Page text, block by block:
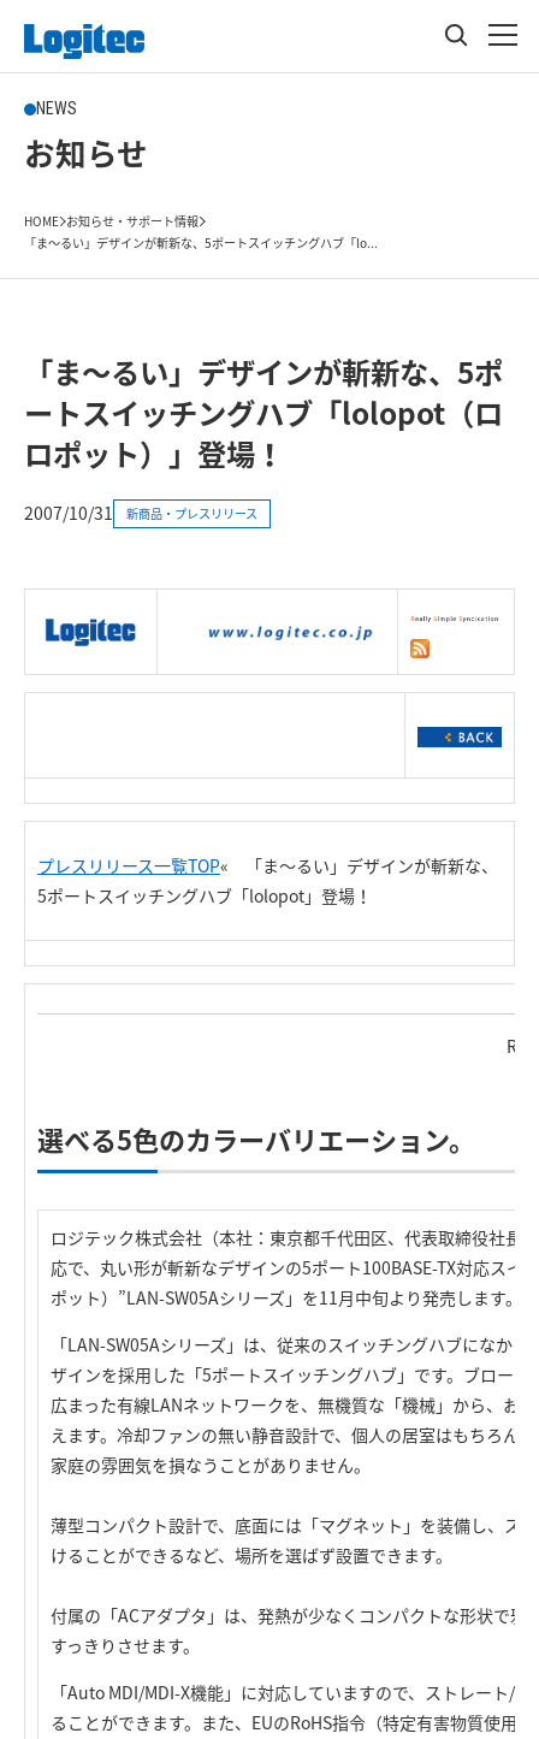
NEWS
お知らせ
HOME お知らせ・サポート情報
「ま～るい」デザインが斬新な、5ポートスイッチングハブ「lo...
「ま～るい」デザインが斬新な、5ポ
ートスイッチングハブ「lolopot（ロ
ロポット）」登場！
2007/10/31 新商品・プレスリリース
プレスリリース一覧TOP« 「ま～るい」デザインが斬新な、
5ポートスイッチングハブ「lolopot」登場！
選べる5色のカラーバリエーション。
ロジテック株式会社（本社：東京都千代田区、代表取締役社長
応で、丸い形が斬新なデザインの5ポート100BASE-TX対応スイ
ポット）”LAN-SW05Aシリーズ」を11月中旬より発売します。
「LAN-SW05Aシリーズ」は、従来のスイッチングハブになか
ザインを採用した「5ポートスイッチングハブ」です。ブロー
広まった有線LANネットワークを、無機質な「機械」から、お
えます。冷却ファンの無い静音設計で、個人の居室はもちろん
家庭の雰囲気を損なうことがありません。
薄型コンパクト設計で、底面には「マグネット」を装備し、ス
けることができるなど、場所を選ばず設置できます。
付属の「ACアダプタ」は、発熱が少なくコンパクトな形状で邪
すっきりさせます。
「Auto MDI/MDI-X機能」に対応していますので、ストレート/
ることができます。また、EUのRoHS指令（特定有害物質使用